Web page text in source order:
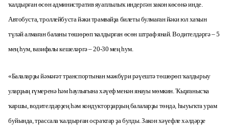
ҡалдырған өсөн административ яуаплылыҡ индергән закон көсөнә инде.
Автобуста, троллейбуста йәки трамвайҙа билеты булмаған йәки юл хаҡын
түләй алмаған баланы төшөрөп ҡалдырған өсөн штраф янай. Водителдәргә – 5
мең һум, вазифалы кешеләргә – 20-30 мең һум.
«Балаларҙы йәмәғәт транспортынан мәжбүри рәүештә төшөрөп ҡалдырыу
уларҙың ғүмеренә һәм һаулығына хәүеф менән янауы мөмкин. Ҡыҙғанысҡа
ҡаршы, водителдәрҙең һәм кондукторҙарҙың балаларҙы төндә, һыуыҡта урам
буйында, трассала ҡалдырған осраҡтар ҙа булды. Закон хәүефле хәлдәрҙе